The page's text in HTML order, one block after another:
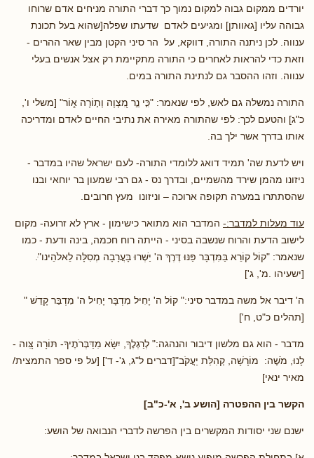
יורדים ממקום גבוה למקום נמוך כך דברי התורה מניחים אדם שרוחו
גבוהה עליו [גאוותן] ומגיעים לאדם שדעתו שפלה[שהוא בעל תכונת
ענווה. לכן ניתנה התורה, דווקא, על הר סיני הקטן מבין שאר ההרים -
וזאת כדי להראות לאחרים כי התורה מתקיימת רק אצל אנשים בעלי
ענווה. וזהו ההסבר גם לנתינת התורה במים.
התורה נמשלה גם לאש, לפי שנאמר: "כִּ֤י נֵ֣ר מִ֭צְוָה וְת֣וֹרָה א֑וֹר" [משלי ו',
כ"ג] והטעם לכך: לפי שהתורה מאירה את נתיבי החיים לאדם ומדריכה
אותו בדרך אשר ילך בה.
ויש לדעת שה' תמיד דואג ללומדי התורה- לעם ישראל שהיו במדבר -
ניזונו מהמן שירד מהשמיים, ובדרך נס - גם רבי שמעון בר יוחאי ובנו
שהסתתרו במערה תקופה ארוכה – וניזונו מעץ חרובים.
עוד מעלות למדבר:- המדבר הוא מתואר כישימון - ארץ לא זרועה- מקום
לישוב הדעת והרוח שנשבה בסיני - הייתה רוח חכמה, בינה ודעת - כמו
שנאמר: "קוֹל קוֹרֵא בַּמִּדְבָּר פַּנּוּ דֶּרֶךְ ה' יַשְּׁרוּ בָּעֲרָבָה מְסִלָּה לֵאלֹהֵינו"ּ.
[ישעיהו .מ', ג']
ה' דיבר אל משה במדבר סיני:" קוֹל ה' יָחִיל מִדְבָּר יָחִיל ה' מִדְבַּר קָדֵשׁ "
[תהלים כ"ט, ח']
מדבר - הוא גם מלשון דיבור והנהגה:" לְרַגְלֶךָ, יִשָּׂא מִדַּבְּרֹתֶיךָ- תּוֹרָה צִָּוה -
לָנוּ, מֹשֶׁה: מוֹרָשָׁה, קְהִלַּת יַעֲקֹב"[דברים ל"ג, ג'- ד'] [על פי ספר התמצית/
מאיר ינאי]
הקשר בין ההפטרה [הושע ב', א'-כ"ב]
ישנם שני יסודות המקשרים בין הפרשה לדברי הנבואה של הושע: